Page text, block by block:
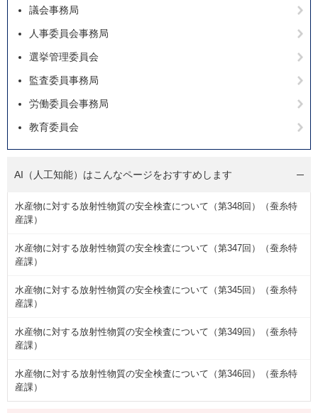
議会事務局
人事委員会事務局
選挙管理委員会
監査委員事務局
労働委員会事務局
教育委員会
AI（人工知能）はこんなページをおすすめします
水産物に対する放射性物質の安全検査について（第348回）（蚕糸特
産課）
水産物に対する放射性物質の安全検査について（第347回）（蚕糸特
産課）
水産物に対する放射性物質の安全検査について（第345回）（蚕糸特
産課）
水産物に対する放射性物質の安全検査について（第349回）（蚕糸特
産課）
水産物に対する放射性物質の安全検査について（第346回）（蚕糸特
産課）